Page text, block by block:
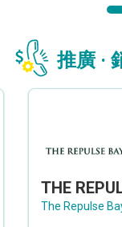
推廣 ·
The Repulse